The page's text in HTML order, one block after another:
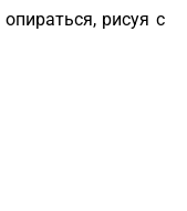
рисуя с